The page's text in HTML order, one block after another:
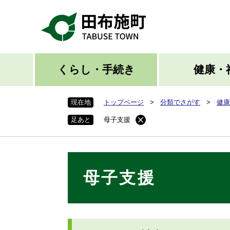
先
くらし・手続き 健康・
現在地 トップページ > 分類でさがす > 健
足あと 母子支援
母子支援